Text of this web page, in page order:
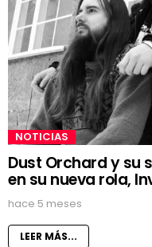
NOTICIAS
Dust Orchard y su
en su nueva rola,
hace 5 meses
LEER MÁS...